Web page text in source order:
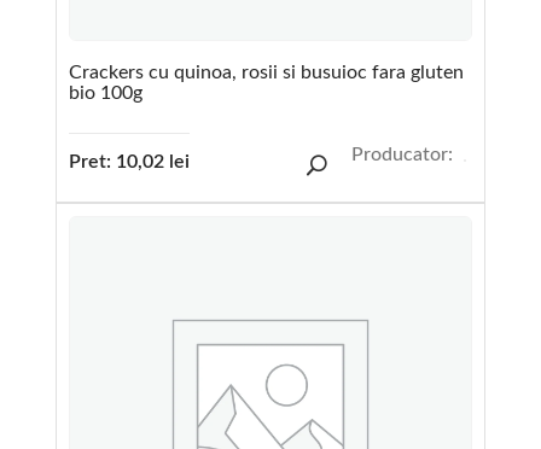
Crackers cu quinoa, rosii si busuioc fara gluten
bio 100g
Pret: 10,02 lei Producator: